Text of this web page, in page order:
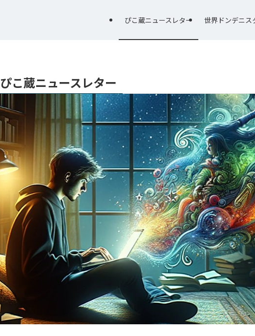
ぴこ蔵ニュースレター 世界ドンデニス
ぴこ蔵ニュースレター